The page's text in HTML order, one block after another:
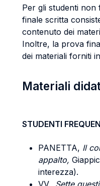
Per gli studenti
finale scritta
contenuto dei
Inoltre, la prova
dei materiali forniti
Materiali
STUDENTI
PANETTA, Il
appalto,
interezza).
VV., Sette